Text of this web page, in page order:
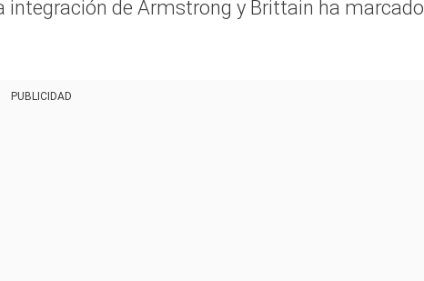
integración de Armstrong y Brittain ha marcado
PUBLICIDAD